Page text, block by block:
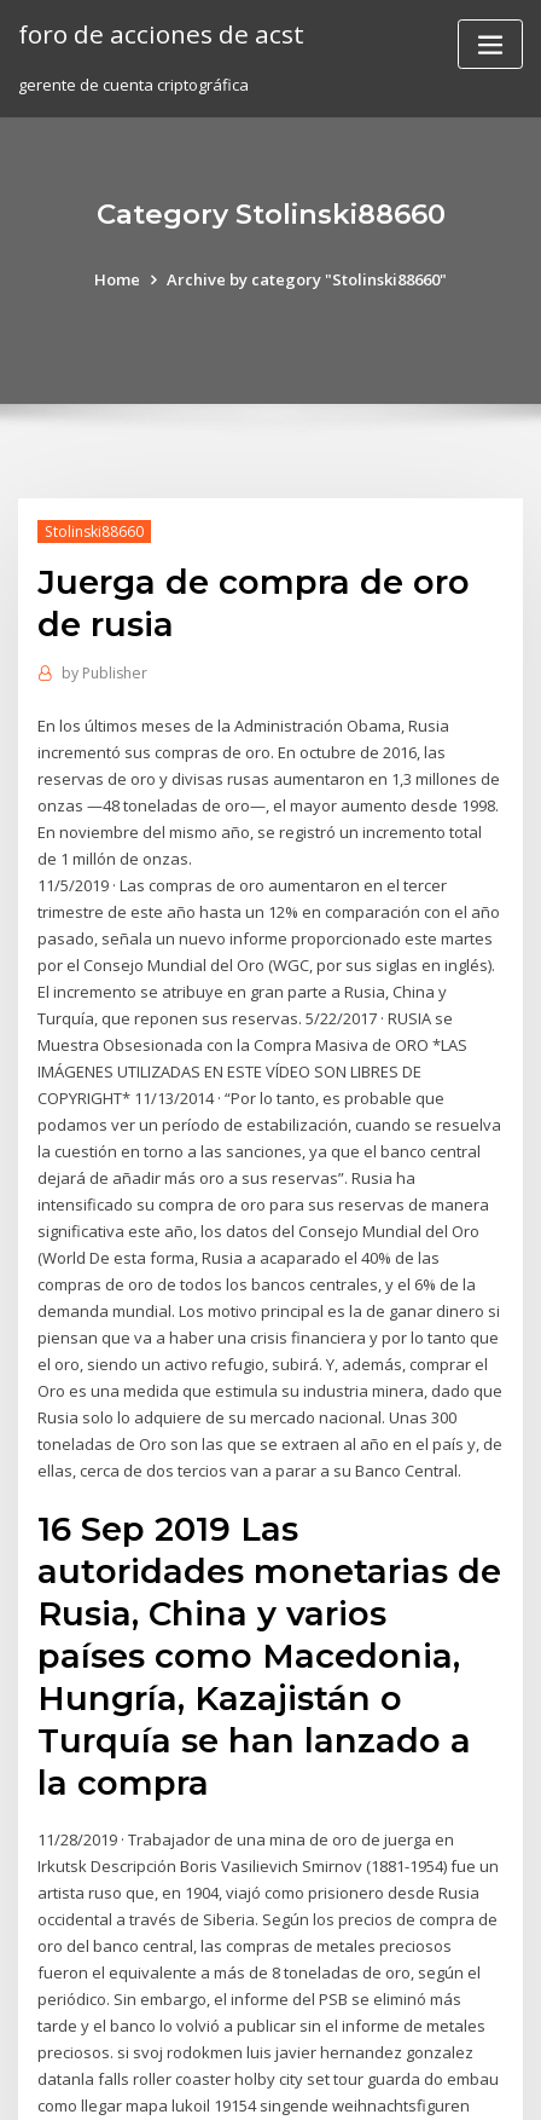
foro de acciones de acst
gerente de cuenta criptográfica
Category Stolinski88660
Home Archive by category "Stolinski88660"
Stolinski88660
Juerga de compra de oro
de rusia
by Publisher
En los últimos meses de la Administración Obama, Rusia
incrementó sus compras de oro. En octubre de 2016, las
reservas de oro y divisas rusas aumentaron en 1,3 millones de
onzas —48 toneladas de oro—, el mayor aumento desde 1998.
En noviembre del mismo año, se registró un incremento total
de 1 millón de onzas.
11/5/2019 · Las compras de oro aumentaron en el tercer
trimestre de este año hasta un 12% en comparación con el año
pasado, señala un nuevo informe proporcionado este martes
por el Consejo Mundial del Oro (WGC, por sus siglas en inglés).
El incremento se atribuye en gran parte a Rusia, China y
Turquía, que reponen sus reservas. 5/22/2017 · RUSIA se
Muestra Obsesionada con la Compra Masiva de ORO *LAS
IMÁGENES UTILIZADAS EN ESTE VÍDEO SON LIBRES DE
COPYRIGHT* 11/13/2014 · “Por lo tanto, es probable que
podamos ver un período de estabilización, cuando se resuelva
la cuestión en torno a las sanciones, ya que el banco central
dejará de añadir más oro a sus reservas”. Rusia ha
intensificado su compra de oro para sus reservas de manera
significativa este año, los datos del Consejo Mundial del Oro
(World De esta forma, Rusia a acaparado el 40% de las
compras de oro de todos los bancos centrales, y el 6% de la
demanda mundial. Los motivo principal es la de ganar dinero si
piensan que va a haber una crisis financiera y por lo tanto que
el oro, siendo un activo refugio, subirá. Y, además, comprar el
Oro es una medida que estimula su industria minera, dado que
Rusia solo lo adquiere de su mercado nacional. Unas 300
toneladas de Oro son las que se extraen al año en el país y, de
ellas, cerca de dos tercios van a parar a su Banco Central.
16 Sep 2019 Las
autoridades monetarias de
Rusia, China y varios
países como Macedonia,
Hungría, Kazajistán o
Turquía se han lanzado a
la compra
11/28/2019 · Trabajador de una mina de oro de juerga en
Irkutsk Descripción Boris Vasilievich Smirnov (1881-1954) fue un
artista ruso que, en 1904, viajó como prisionero desde Rusia
occidental a través de Siberia. Según los precios de compra de
oro del banco central, las compras de metales preciosos
fueron el equivalente a más de 8 toneladas de oro, según el
periódico. Sin embargo, el informe del PSB se eliminó más
tarde y el banco lo volvió a publicar sin el informe de metales
preciosos. si svoj rodokmen luis javier hernandez gonzalez
datanla falls roller coaster holby city set tour guarda do embau
como llegar mapa lukoil 19154 singende weihnachtsfiguren